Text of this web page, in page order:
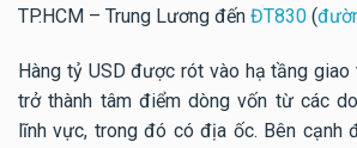
TP.HCM – Trung Lương đến ĐT830 (
Hàng tỷ USD được rót vào hạ tầng
trở thành tâm điểm dòng vốn từ các
lĩnh vực, trong đó có địa ốc. Bên cạnh